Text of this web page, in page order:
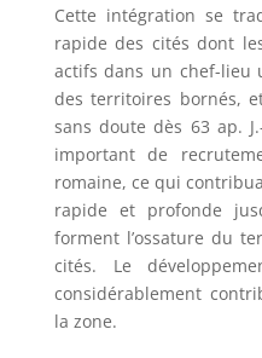
Cette intégration se
rapide des cités dont
actifs dans un chef-lieu
des territoires bornés,
sans doute dès 63 ap.
important de
romaine, ce qui
rapide et profonde
forment l’ossature du
cités. Le
considérablement
la zone.